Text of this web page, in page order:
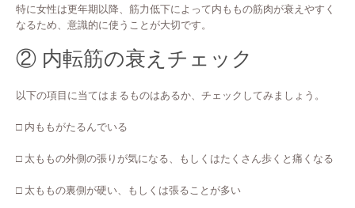
特に女性は更年期以降、筋力低下によって内ももの筋肉が衰えやすく
なるため、意識的に使うことが大切です。
② 内転筋の衰えチェック
以下の項目に当てはまるものはあるか、チェックしてみましょう。
□ 内ももがたるんでいる
□ 太ももの外側の張りが気になる、もしくはたくさん歩くと痛くなる
□ 太ももの裏側が硬い、もしくは張ることが多い